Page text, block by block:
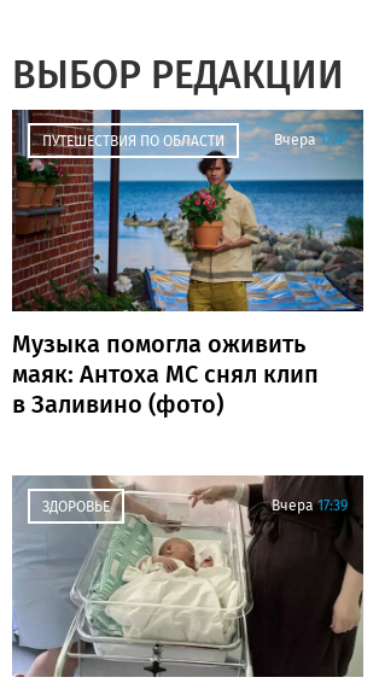
ВЫБОР РЕДАКЦИИ
ПУТЕШЕСТВИЯ ПО ОБЛАСТИ Вчера 17:41
Музыка помогла оживить
маяк: Антоха МС снял клип
в Заливино (фото)
ЗДОРОВЬЕ Вчера 17:39